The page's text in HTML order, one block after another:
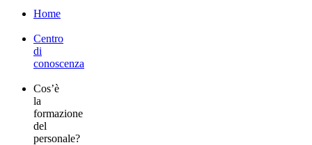
Home
Centro
di
conoscenza
Cos’è
la
formazione
del
personale?